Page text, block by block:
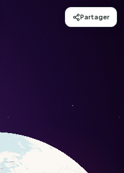
insignis (Pachystegia
Partager